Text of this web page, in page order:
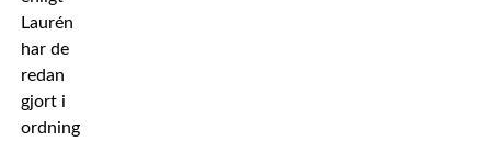
Laurén
har de
redan
gjort i
ordning